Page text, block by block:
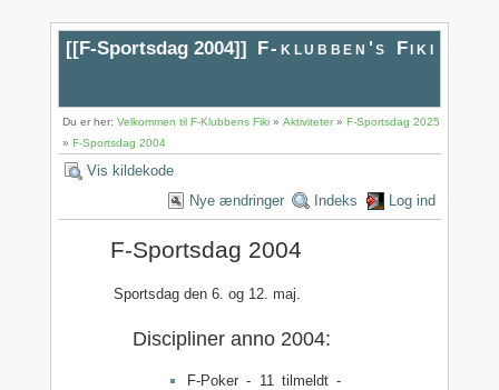
[[F-Sportsdag 2004]] F-klubben's Fiki
Du er her:Velkommen til F-Klubbens Fiki »Aktiviteter»F-Sportsdag 2025
»F-Sportsdag 2004
Vis kildekode
Nye ændringer
Indeks Log ind
F-Sportsdag 2004
Sportsdag den 6. og 12. maj.
Discipliner anno 2004:
F-Poker - 11 tilmeldt -